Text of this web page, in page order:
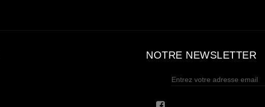
NOTRE NEWSLETTER